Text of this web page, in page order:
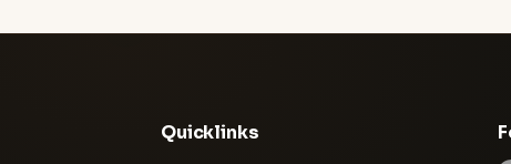
Quicklinks